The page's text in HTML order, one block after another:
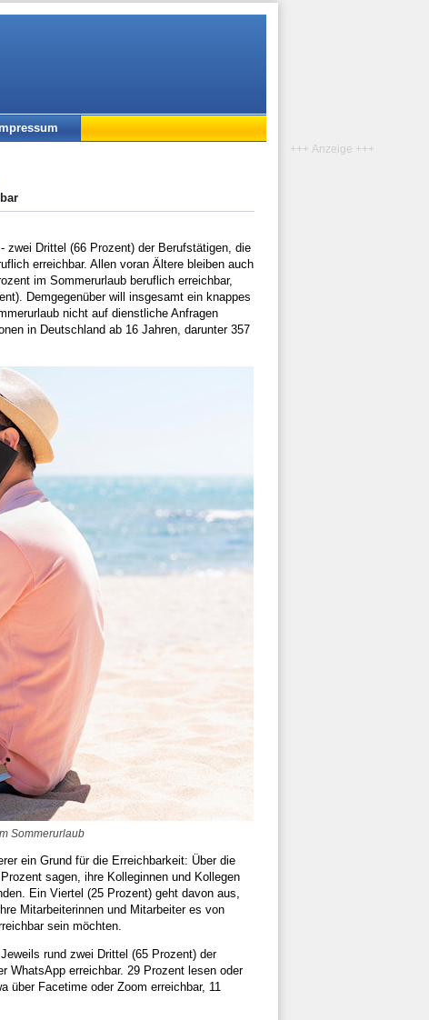
Impressum
zwei Drittel (66 Prozent) der Berufstätigen, die
erreichbar. Allen voran Ältere bleiben auch
im Sommerurlaub beruflich erreichbar,
Demgegenüber will insgesamt ein knappes
nicht auf dienstliche Anfragen
in Deutschland ab 16 Jahren, darunter 357
Sommerurlaub
ein Grund für die Erreichbarkeit: Über die
sagen, ihre Kolleginnen und Kollegen
Ein Viertel (25 Prozent) geht davon aus,
Mitarbeiterinnen und Mitarbeiter es von
sein möchten.
rund zwei Drittel (65 Prozent) der
WhatsApp erreichbar. 29 Prozent lesen oder
über Facetime oder Zoom erreichbar, 11
+++ Anzeige +++